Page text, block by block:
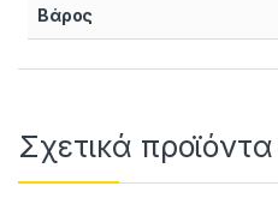
Βάρος
Σχετικά προϊόντα